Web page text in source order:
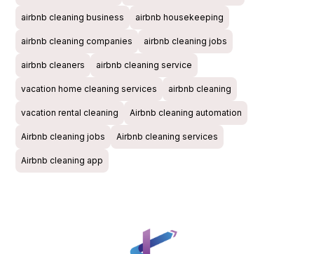
airbnb cleaning business airbnb housekeeping
airbnb cleaning companies airbnb cleaning jobs
airbnb cleaners airbnb cleaning service
vacation home cleaning services airbnb cleaning
vacation rental cleaning Airbnb cleaning automation
Airbnb cleaning jobs Airbnb cleaning services
Airbnb cleaning app